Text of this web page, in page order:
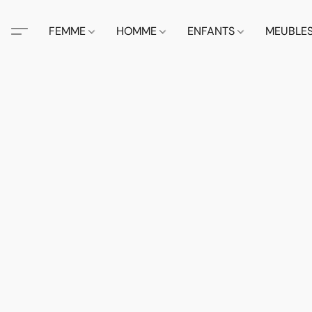
FEMME HOMME ENFANTS